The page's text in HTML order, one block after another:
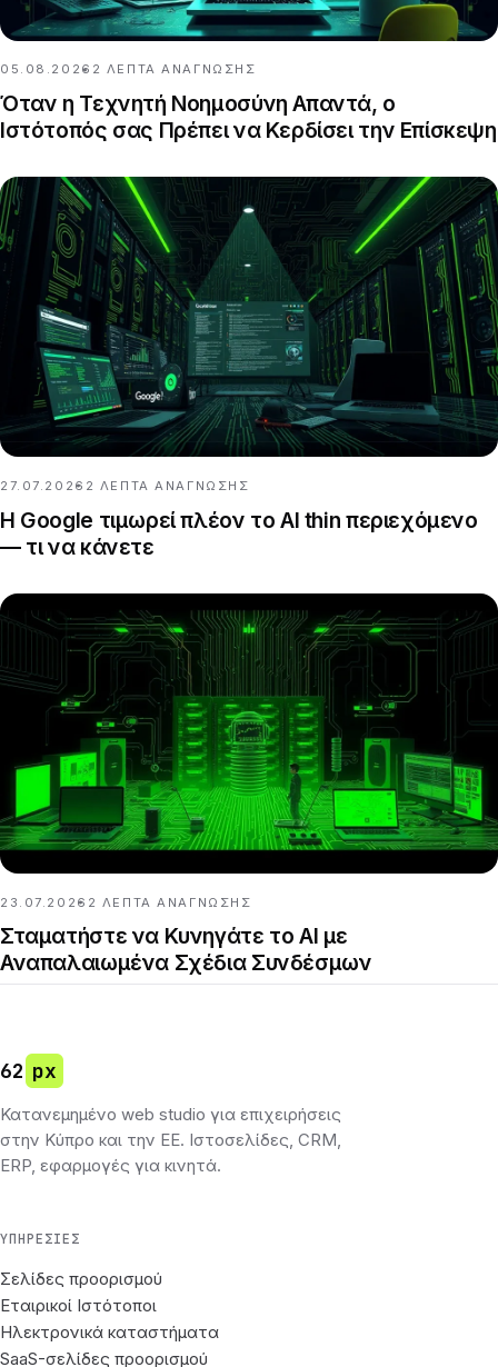
05.08.2026 2 ΛΕΠΤΆ ΑΝΆΓΝΩΣΗΣ
Όταν η Τεχνητή Νοημοσύνη Απαντά, ο
Ιστότοπός σας Πρέπει να Κερδίσει την Επίσκεψη
27.07.2026 2 ΛΕΠΤΆ ΑΝΆΓΝΩΣΗΣ
Η Google τιμωρεί πλέον το AI thin περιεχόμενο
— τι να κάνετε
23.07.2026 2 ΛΕΠΤΆ ΑΝΆΓΝΩΣΗΣ
Σταματήστε να Κυνηγάτε το AI με
Αναπαλαιωμένα Σχέδια Συνδέσμων
62 px
Κατανεμημένο web studio για επιχειρήσεις
στην Κύπρο και την ΕΕ. Ιστοσελίδες, CRM,
ERP, εφαρμογές για κινητά.
ΥΠΗΡΕΣΊΕΣ
Σελίδες προορισμού
Εταιρικοί Ιστότοποι
Ηλεκτρονικά καταστήματα
SaaS-σελίδες προορισμού